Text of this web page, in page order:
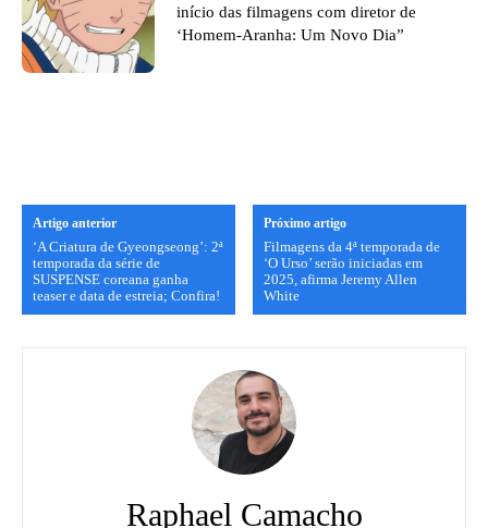
início das filmagens com diretor de
‘Homem-Aranha: Um Novo Dia”
Artigo anterior
‘A Criatura de Gyeongseong’: 2ª
temporada da série de
SUSPENSE coreana ganha
teaser e data de estreia; Confira!
Próximo artigo
Filmagens da 4ª temporada de
‘O Urso’ serão iniciadas em
2025, afirma Jeremy Allen
White
Raphael Camacho